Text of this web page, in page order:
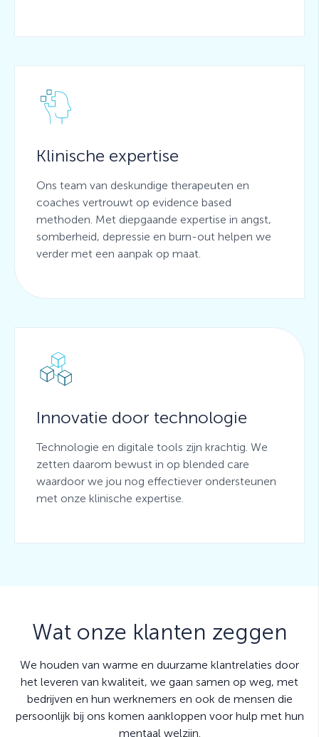
Klinische expertise
Ons team van deskundige therapeuten en
coaches vertrouwt op evidence based
methoden. Met diepgaande expertise in angst,
somberheid, depressie en burn-out helpen we
verder met een aanpak op maat.
Innovatie door technologie
Technologie en digitale tools zijn krachtig. We
zetten daarom bewust in op blended care
waardoor we jou nog effectiever ondersteunen
met onze klinische expertise.
Wat onze klanten zeggen
We houden van warme en duurzame klantrelaties door
het leveren van kwaliteit, we gaan samen op weg, met
bedrijven en hun werknemers en ook de mensen die
persoonlijk bij ons komen aankloppen voor hulp met hun
mentaal welzijn.